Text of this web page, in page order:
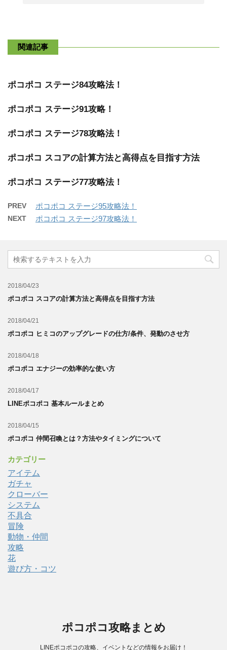
関連記事
ポコポコ ステージ84攻略法！
ポコポコ ステージ91攻略！
ポコポコ ステージ78攻略法！
ポコポコ スコアの計算方法と高得点を目指す方法
ポコポコ ステージ77攻略法！
PREV ポコポコ ステージ95攻略法！
NEXT ポコポコ ステージ97攻略法！
2018/04/23
ポコポコ スコアの計算方法と高得点を目指す方法
2018/04/21
ポコポコ ヒミコのアップグレードの仕方/条件、発動のさせ方
2018/04/18
ポコポコ エナジーの効率的な使い方
2018/04/17
LINEポコポコ 基本ルールまとめ
2018/04/15
ポコポコ 仲間召喚とは？方法やタイミングについて
カテゴリー
アイテム
ガチャ
クローバー
システム
不具合
冒険
動物・仲間
攻略
花
遊び方・コツ
ポコポコ攻略まとめ
LINEポコポコの攻略、イベントなどの情報をお届け！